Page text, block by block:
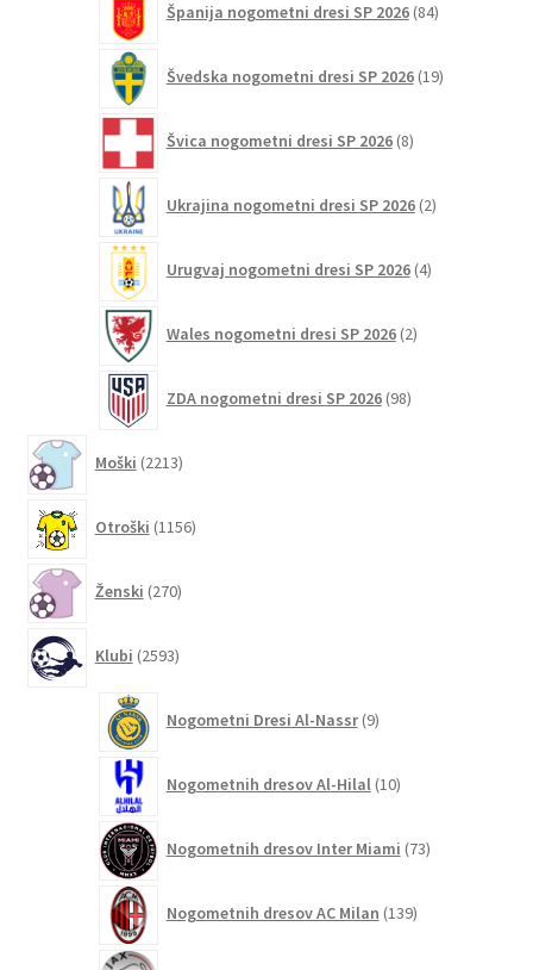
Španija nogometni dresi SP 2026 84izdelkov
Švedska nogometni dresi SP 2026 19izdelkov
Švica nogometni dresi SP 2026 8izdelkov
Ukrajina nogometni dresi SP 2026 2izdelka
Urugvaj nogometni dresi SP 2026 4izdelki
Wales nogometni dresi SP 2026 2izdelka
ZDA nogometni dresi SP 2026 98izdelkov
Moški 2213izdelkov
Otroški 1156izdelkov
Ženski 270izdelkov
Klubi 2593izdelkov
Nogometni Dresi Al-Nassr 9izdelkov
Nogometnih dresov Al-Hilal 10izdelkov
Nogometnih dresov Inter Miami 73izdelkov
Nogometnih dresov AC Milan 139izdelkov